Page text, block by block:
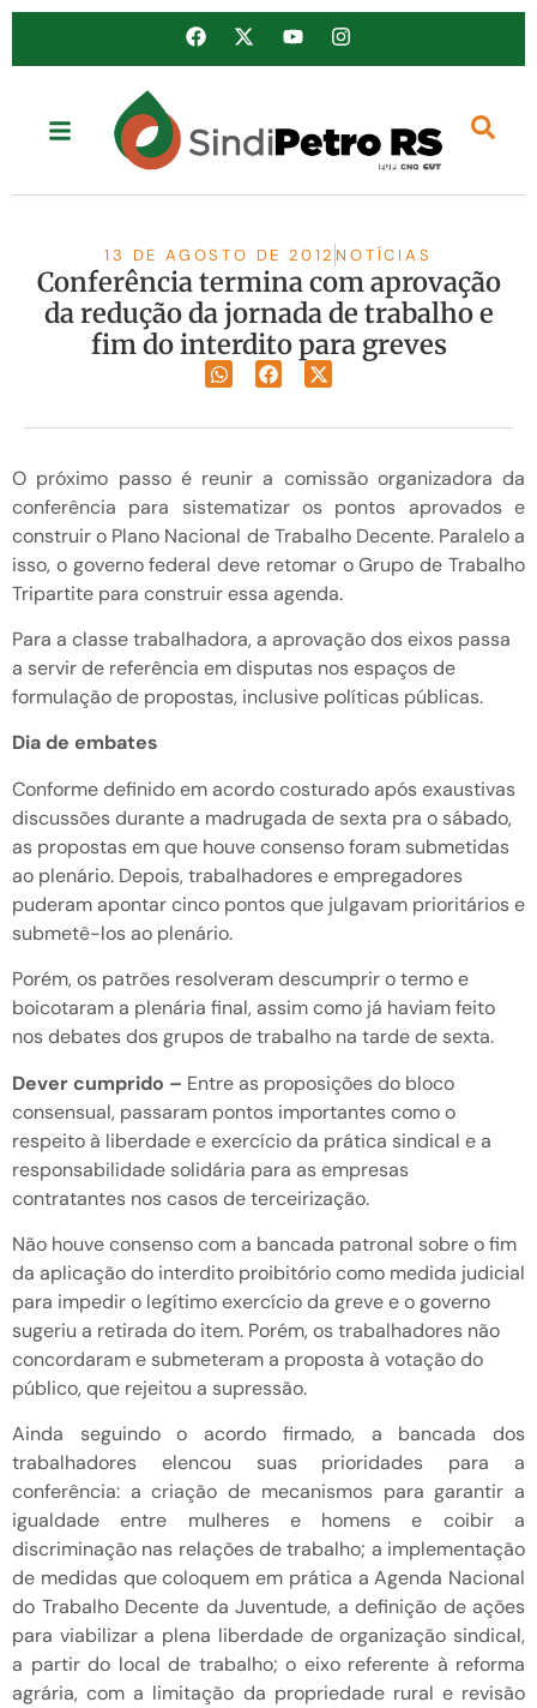
13 DE AGOSTO DE 2012 NOTÍCIAS
Conferência termina com aprovação
da redução da jornada de trabalho e
fim do interdito para greves
O próximo passo é reunir a comissão organizadora da
conferência para sistematizar os pontos aprovados e
construir o Plano Nacional de Trabalho Decente. Paralelo a
isso, o governo federal deve retomar o Grupo de Trabalho
Tripartite para construir essa agenda.
Para a classe trabalhadora, a aprovação dos eixos passa
a servir de referência em disputas nos espaços de
formulação de propostas, inclusive políticas públicas.
Dia de embates
Conforme definido em acordo costurado após exaustivas
discussões durante a madrugada de sexta pra o sábado,
as propostas em que houve consenso foram submetidas
ao plenário. Depois, trabalhadores e empregadores
puderam apontar cinco pontos que julgavam prioritários e
submetê-los ao plenário.
Porém, os patrões resolveram descumprir o termo e
boicotaram a plenária final, assim como já haviam feito
nos debates dos grupos de trabalho na tarde de sexta.
Dever cumprido – Entre as proposições do bloco
consensual, passaram pontos importantes como o
respeito à liberdade e exercício da prática sindical e a
responsabilidade solidária para as empresas
contratantes nos casos de terceirização.
Não houve consenso com a bancada patronal sobre o fim
da aplicação do interdito proibitório como medida judicial
para impedir o legítimo exercício da greve e o governo
sugeriu a retirada do item. Porém, os trabalhadores não
concordaram e submeteram a proposta à votação do
público, que rejeitou a supressão.
Ainda seguindo o acordo firmado, a bancada dos
trabalhadores elencou suas prioridades para a
conferência: a criação de mecanismos para garantir a
igualdade entre mulheres e homens e coibir a
discriminação nas relações de trabalho; a implementação
de medidas que coloquem em prática a Agenda Nacional
do Trabalho Decente da Juventude, a definição de ações
para viabilizar a plena liberdade de organização sindical,
a partir do local de trabalho; o eixo referente à reforma
agrária, com a limitação da propriedade rural e revisão